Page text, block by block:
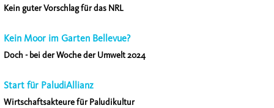
Kein guter Vorschlag für das NRL
Kein Moor im Garten Bellevue?
Doch - bei der Woche der Umwelt 2024
Start für PaludiAllianz
Wirtschaftsakteure für Paludikultur